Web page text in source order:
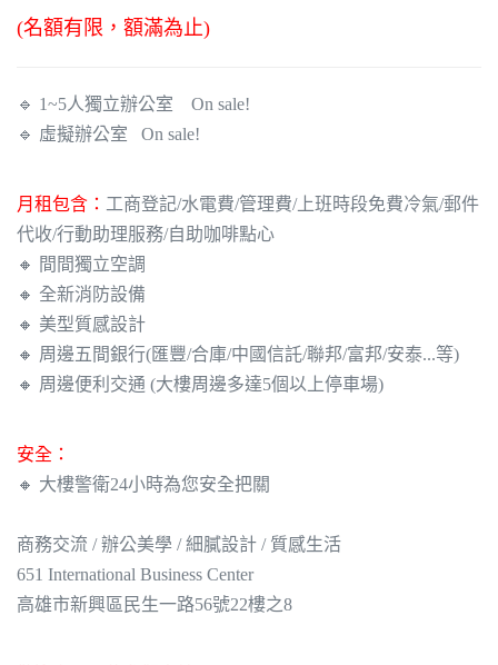
(名額有限，額滿為止)
🔹 1~5人獨立辦公室 On sale!
🔹 虛擬辦公室 On sale!
月租包含： 工商登記/水電費/管理費/上班時段免費冷氣/郵件
代收/行動助理服務/自助咖啡點心
🔸 間間獨立空調
🔸 全新消防設備
🔸 美型質感設計
🔸 周邊五間銀行(匯豐/合庫/中國信託/聯邦/富邦/安泰...等)
🔸 周邊便利交通 (大樓周邊多達5個以上停車場)
安全：
🔸 大樓警衛24小時為您安全把關
商務交流 / 辦公美學 / 細膩設計 / 質感生活
651 International Business Center
高雄市新興區民生一路56號22樓之8